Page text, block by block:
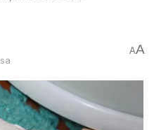
AA